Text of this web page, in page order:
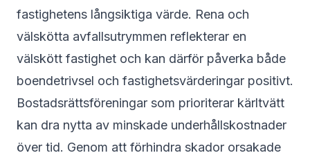
fastighetens långsiktiga värde. Rena och
välskötta avfallsutrymmen reflekterar en
välskött fastighet och kan därför påverka både
boendetrivsel och fastighetsvärderingar positivt.
Bostadsrättsföreningar som prioriterar kärltvätt
kan dra nytta av minskade underhållskostnader
över tid. Genom att förhindra skador orsakade